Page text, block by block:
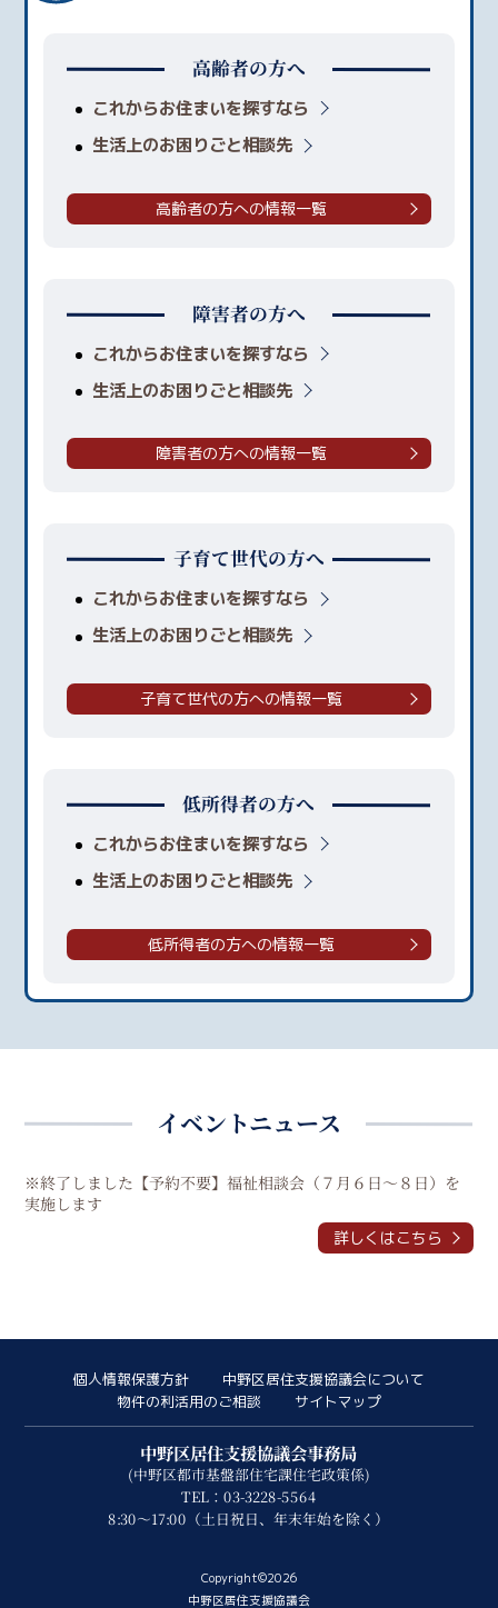
高齢者の方へ
これからお住まいを探すなら
生活上のお困りごと相談先
高齢者の方への情報一覧
障害者の方へ
これからお住まいを探すなら
生活上のお困りごと相談先
障害者の方への情報一覧
子育て世代の方へ
これからお住まいを探すなら
生活上のお困りごと相談先
子育て世代の方への情報一覧
低所得者の方へ
これからお住まいを探すなら
生活上のお困りごと相談先
低所得者の方への情報一覧
イベントニュース
※終了しました【予約不要】福祉相談会（７月６日～８日）を
実施します
詳しくはこちら
個人情報保護方針
中野区居住支援協議会について
物件の利活用のご相談
サイトマップ
中野区居住支援協議会事務局
(中野区都市基盤部住宅課住宅政策係)
TEL：03-3228-5564
8:30～17:00（土日祝日、年末年始を除く）
Copyright©2026
中野区居住支援協議会